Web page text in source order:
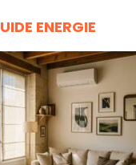
ENERGIE